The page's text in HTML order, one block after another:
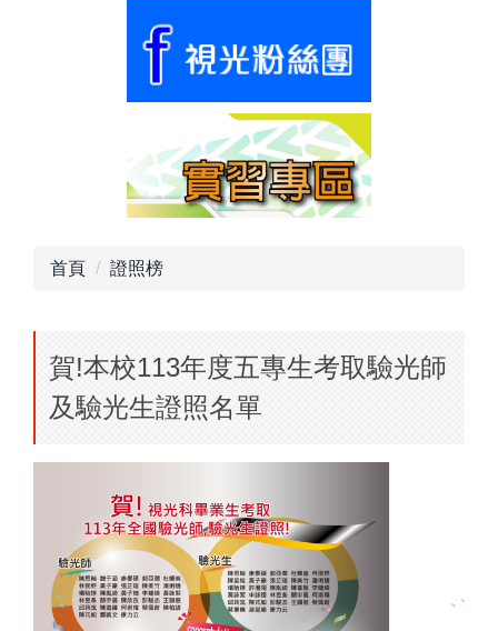
首頁 證照榜
賀!本校113年度五專生考取驗光師
及驗光生證照名單